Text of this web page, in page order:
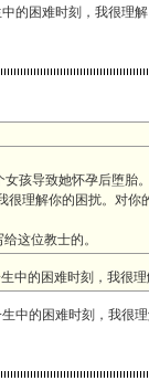
中的困难时刻，我很理
孩导致她怀孕后堕胎
很理解你的困扰。对你
这位教士的。
中的困难时刻，我很
中的困难时刻，我很